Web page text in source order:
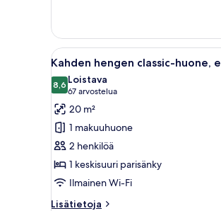
huone
(kaksi
sänkyä)
Avaa
kaikki
huonetyypin
Kahden
hengen
classic-
huone,
ei
ikkunoita
(Sleep)
5
Kahden hengen classic-huone,
8,68,6 kautta 10
Loistava
67 arvostelua
(67
arvostelua)
20 m²
1 makuuhuone
2 henkilöä
1 keskisuuri parisänky
Ilmainen Wi-Fi
Lisätietoja
Lisätietoja